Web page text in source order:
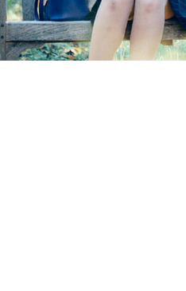
活動花絮
許願天燈